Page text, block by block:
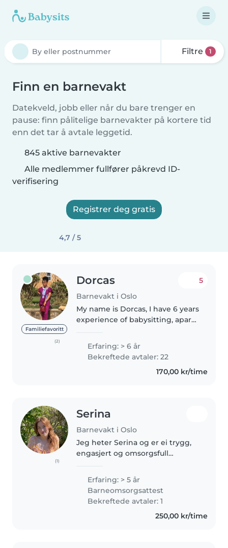
Filtre 1
Finn en barnevakt
Datekveld, jobb eller når du bare trenger en
pause: finn pålitelige barnevakter på kortere tid
enn det tar å avtale leggetid.
845 aktive barnevakter
Alle medlemmer fullfører påkrevd ID-
verifisering
Registrer deg gratis
4,7 / 5
Familiefavoritt
(2)
Dorcas
Barnevakt i Oslo
5
My name is Dorcas, I have 6 years
experience of babysitting, apart
kids I have babysat my nephews
and nieces right from birth .I
love children and..
Erfaring: > 6 år
Bekreftede avtaler: 22
170,00 kr/time
(1)
Serina
Barnevakt i Oslo
Jeg heter Serina og er ei trygg,
engasjert og omsorgsfull
har en bachelorgrad fra sosialt
arbeid, som har lært meg mye
om barns utvikling og behov.
Jeg har..
Erfaring: > 5 år
Barneomsorgsattest
Bekreftede avtaler: 1
250,00 kr/time